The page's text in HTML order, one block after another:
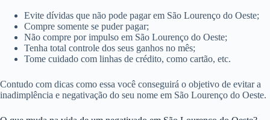
Evite dívidas que não pode pagar em São Lourenço do Oeste;
Compre somente se puder pagar;
Não compre por impulso em São Lourenço do Oeste;
Tenha total controle dos seus ganhos no mês;
Tome cuidado com linhas de crédito, como cartão, etc.
Contudo com dicas como essa você conseguirá o objetivo de evitar a
inadimplência e negativação do seu nome em São Lourenço do Oeste.